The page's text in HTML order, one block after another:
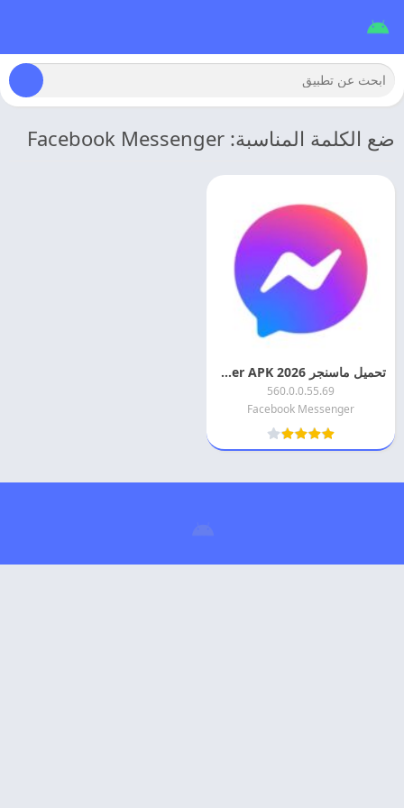
ضع الكلمة المناسبة: Facebook Messenger
تحميل ماسنجر 2026 Messenger APK اخر اصدار
560.0.0.55.69
Facebook Messenger